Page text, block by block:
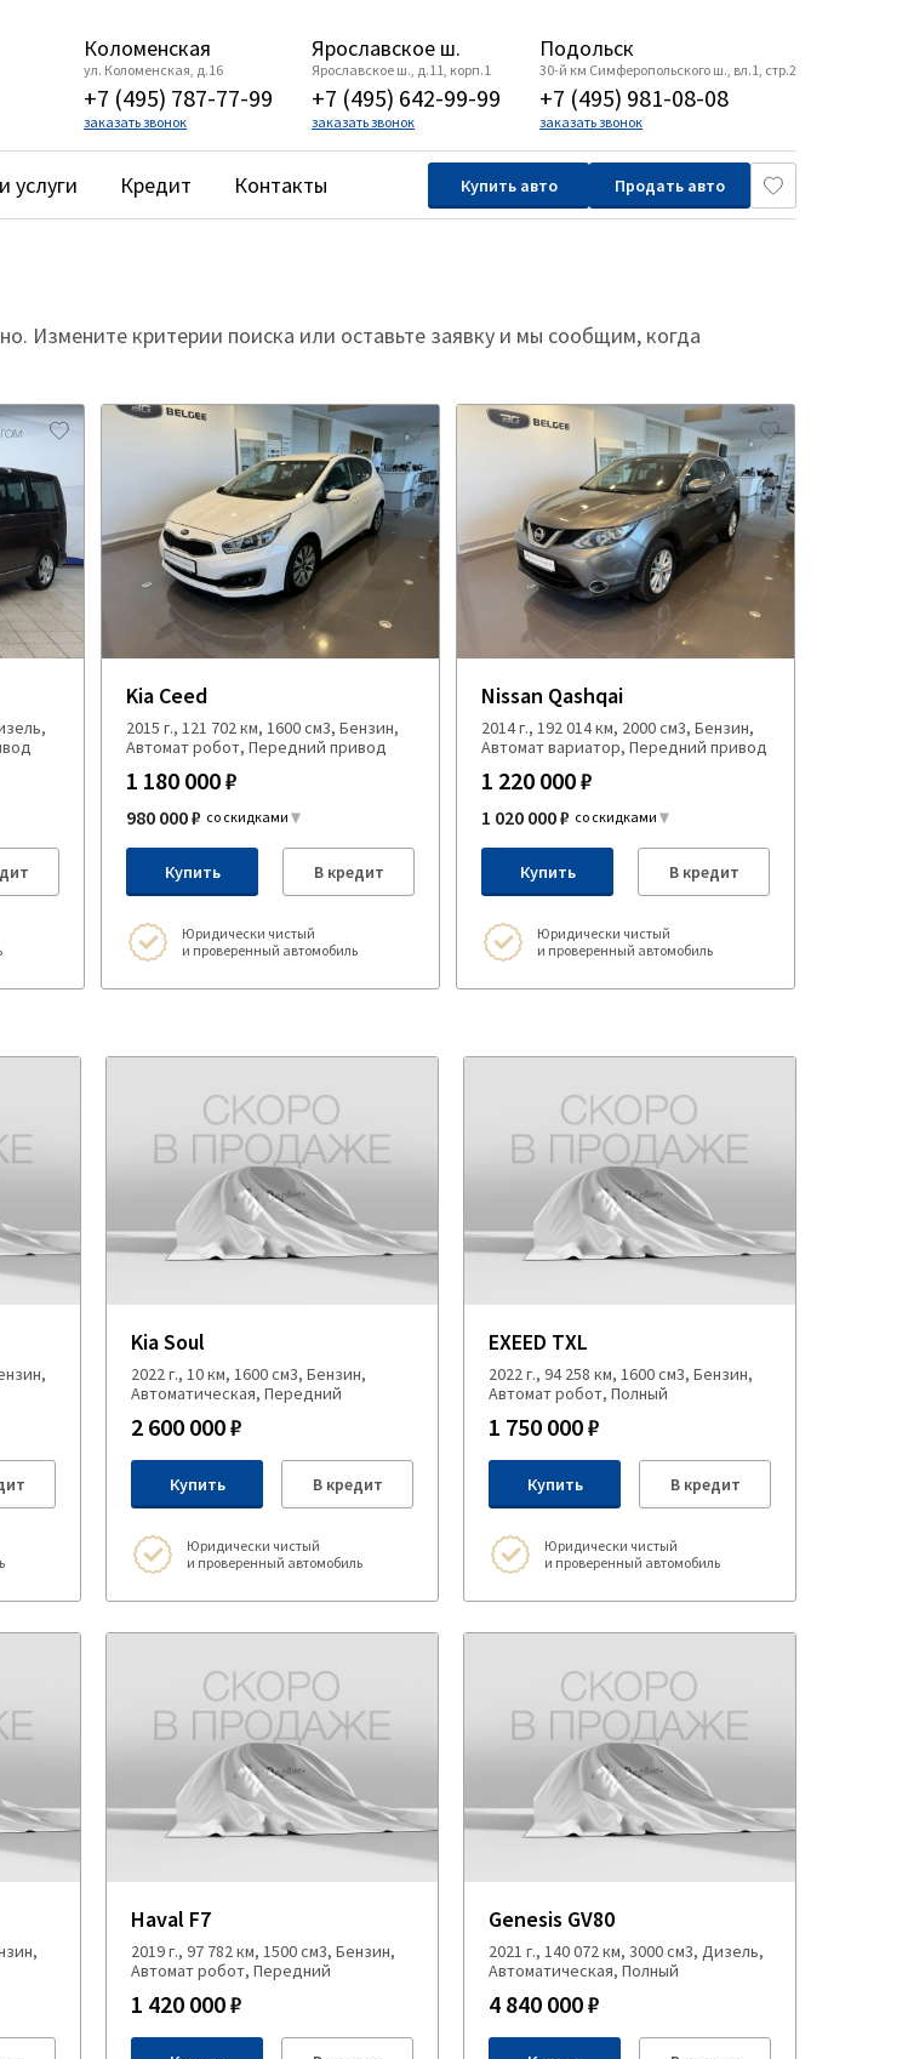
Коломенская
ул. Коломенская, д.16
+7 (495) 787-77-99
заказать звонок
Ярославское ш.
Ярославское ш., д.11, корп.1
+7 (495) 642-99-99
заказать звонок
Подольск
30-й км Симферопольского ш., вл.1, стр.2
+7 (495) 981-08-08
заказать звонок
услуги Кредит Контакты Купить авто Продать авто
Измените критерии поиска или оставьте заявку и мы сообщим, когда
Kia Ceed
2015 г., 121 702 км, 1600 см3, Бензин,
Автомат робот, Передний привод
1 180 000 ₽
980 000 ₽ со скидками
Купить В кредит
Юридически чистый
и проверенный автомобиль
Nissan Qashqai
2014 г., 192 014 км, 2000 см3, Бензин,
Автомат вариатор, Передний привод
1 220 000 ₽
1 020 000 ₽ со скидками
Купить В кредит
Юридически чистый
и проверенный автомобиль
Kia Soul
2022 г., 10 км, 1600 см3, Бензин,
Автоматическая, Передний
2 600 000 ₽
Купить В кредит
Юридически чистый
и проверенный автомобиль
EXEED TXL
2022 г., 94 258 км, 1600 см3, Бензин,
Автомат робот, Полный
1 750 000 ₽
Купить В кредит
Юридически чистый
и проверенный автомобиль
Haval F7
2019 г., 97 782 км, 1500 см3, Бензин,
Автомат робот, Передний
1 420 000 ₽
Genesis GV80
2021 г., 140 072 км, 3000 см3, Дизель,
Автоматическая, Полный
4 840 000 ₽